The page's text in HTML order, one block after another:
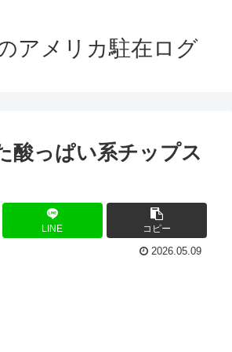
アメリカ駐在ログ
酸っぱい系チップス
LINE コピー
2026.05.09